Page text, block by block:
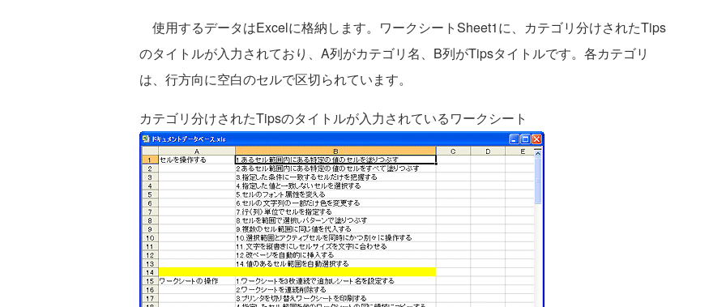
使用するデータはExcelに格納します。ワークシートSheet1に、カテゴリ分けされたTips
のタイトルが入力されており、A列がカテゴリ名、B列がTipsタイトルです。各カテゴリ
は、行方向に空白のセルで区切られています。
カテゴリ分けされたTipsのタイトルが入力されているワークシート